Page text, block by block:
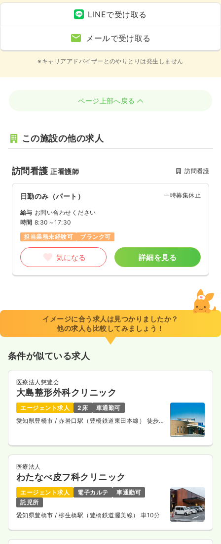
LINEで受け取る
メールで受け取る
※キャリアアドバイザーとのやりとりは発生しません
ページ上部へ戻る
この施設の他の求人
訪問看護正看護師 訪問看護
日勤のみ（パート） 一時募集休止
給与 お問い合わせください
時間 8:30～17:30
担当業務未経験可
ブランク可
気になる 詳細を見る
イメージに合う求人は見つかりましたか？
他の求人も比較してみましょう！
条件が似ている求人
医療法人慈豊会
大島整形外科クリニック
エージェント求人 2床
車通勤可
愛知県豊橋市 / 赤岩口駅（豊橋鉄道東田本線） 徒歩2
医療法人
わたなべ皮フ科クリニック
エージェント求人 電子カルテ
車通勤可
託児所
愛知県豊橋市/ 柳生橋駅（豊橋鉄道渥美線） 車10分